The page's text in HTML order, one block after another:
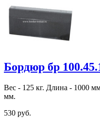
Бордюр бр
Вес - 125 кг. Длина - 1000
мм.
530 руб.